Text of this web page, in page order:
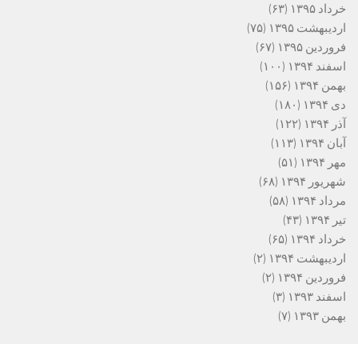
خرداد ۱۳۹۵
(۶۳)
اردیبهشت ۱۳۹۵
(۷۵)
فروردین ۱۳۹۵
(۶۷)
اسفند ۱۳۹۴
(۱۰۰)
بهمن ۱۳۹۴
(۱۵۶)
دی ۱۳۹۴
(۱۸۰)
آذر ۱۳۹۴
(۱۲۲)
آبان ۱۳۹۴
(۱۱۳)
مهر ۱۳۹۴
(۵۱)
شهریور ۱۳۹۴
(۶۸)
مرداد ۱۳۹۴
(۵۸)
تیر ۱۳۹۴
(۴۳)
خرداد ۱۳۹۴
(۶۵)
اردیبهشت ۱۳۹۴
(۲)
فروردین ۱۳۹۴
(۲)
اسفند ۱۳۹۳
(۳)
بهمن ۱۳۹۳
(۷)